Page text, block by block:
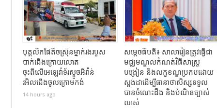
បុគ្គលិកផែតិចស្រ៊ុនម្នាក់រងរបួស
បាក់ជេីងក្រោយលោត
ចុះពីលេីអេឡេវ៉ាទ័រស្ទូចអីវ៉ាន់
រអិលជេីងចូលក្រោមកង់
14 hours ago
សម្ដេចធិបតី៖ សាលារៀនត្រូវធ្វើជា
មជ្ឈមណ្ឌលកំណត់វិធីសាស្ត្រ
បង្រៀន និងលក្ខខណ្ឌប្រកបដោយ
ស្តង់ដាដើម្បីធានាថាសិស្សទទួល
បានចំណេះដឹង និងបំណិនច្បាស់
លាស់